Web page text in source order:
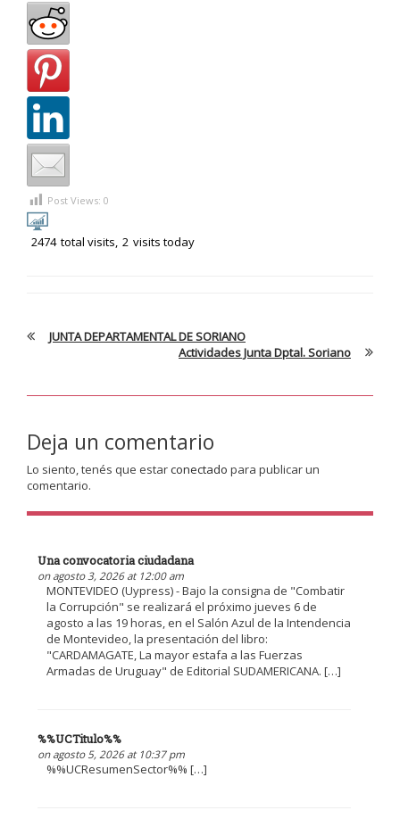
Post Views: 0
2474 total visits, 2 visits today
JUNTA DEPARTAMENTAL DE SORIANO
Actividades Junta Dptal. Soriano
Deja un comentario
Lo siento, tenés que estarconectado para publicar un
comentario.
Una convocatoria ciudadana
on agosto 3, 2026 at 12:00 am
MONTEVIDEO (Uypress) - Bajo la consigna de "Combatir
la Corrupción" se realizará el próximo jueves 6 de
agosto a las 19 horas, en el Salón Azul de la Intendencia
de Montevideo, la presentación del libro:
"CARDAMAGATE, La mayor estafa a las Fuerzas
Armadas de Uruguay" de Editorial SUDAMERICANA. […]
%%UCTitulo%%
on agosto 5, 2026 at 10:37 pm
%%UCResumenSector%% […]